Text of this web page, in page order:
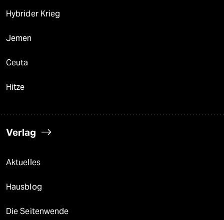
Hybrider Krieg
Jemen
Ceuta
Hitze
Verlag
Aktuelles
Hausblog
Die Seitenwende